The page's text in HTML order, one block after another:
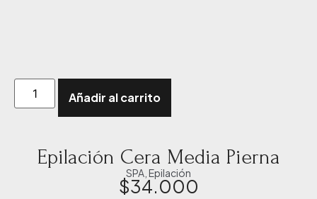
Añadir al carrito
Epilación Cera Media Pierna
SPA Epilación
$34.000